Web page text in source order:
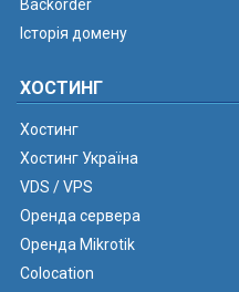
Backorder
Історія домену
ХОСТИНГ
Хостинг
Хостинг Україна
VDS / VPS
Оренда сервера
Оренда Mikrotik
Colocation